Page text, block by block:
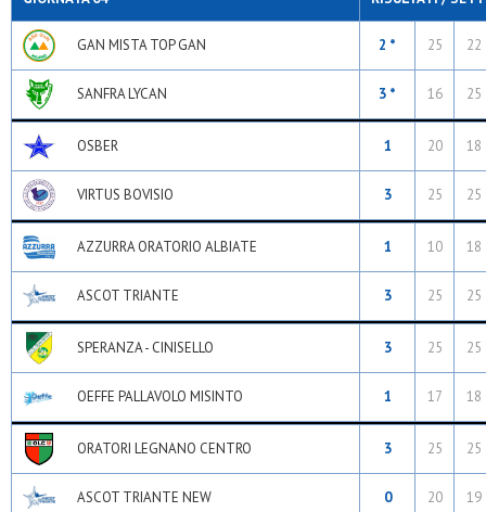
GAN MISTA TOP GAN 2 * 25 22
SANFRA LYCAN 3 * 16 25
OSBER 1 20 18
VIRTUS BOVISIO 3 25 25
AZZURRA ORATORIO ALBIATE 1 10 18
ASCOT TRIANTE 3 25 25
SPERANZA - CINISELLO 3 25 25
OEFFE PALLAVOLO MISINTO 1 17 18
ORATORI LEGNANO CENTRO 3 25 25
ASCOT TRIANTE NEW 0 20 19